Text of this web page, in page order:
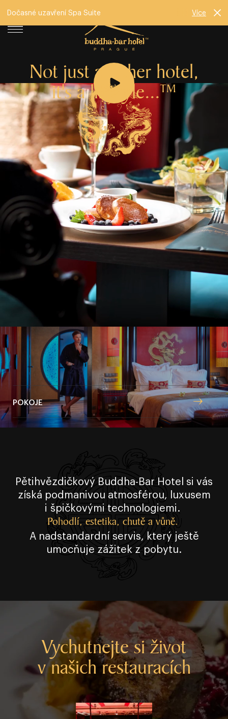
Not just another hotel,
it's a lifestyle...TM
Od roku 2009 mění Buddha⁠⁠⁠⁠⁠⁠⁠⁠⁠⁠⁠⁠⁠-⁠⁠⁠⁠⁠⁠⁠⁠⁠⁠⁠⁠⁠Bar Hotel Prague pohled na
moderní ubytování v srdci města. V klidném prostředí jen
pár kroků od Staroměstského náměstí se moderní životní
styl snoubí s atmosférou východních kultur.
Boutique hotel
POKOJE
Pětihvězdičkový Buddha⁠⁠⁠⁠⁠⁠⁠⁠⁠⁠⁠⁠⁠-⁠⁠⁠⁠⁠⁠⁠⁠⁠⁠⁠⁠⁠Bar Hotel si vás
získá podmanivou atmosférou, luxusem
i špičkovými technologiemi.
Pohodlí, estetika, chutě a vůně.
A nadstandardní servis, který ještě
umocňuje zážitek z pobytu.
Vychutnejte si život
v našich restauracích
Dočasné uzavření Spa Suite Více